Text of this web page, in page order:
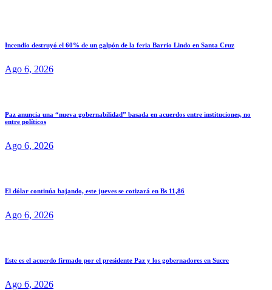
Incendio destruyó el 60% de un galpón de la feria Barrio Lindo en Santa Cruz
Ago 6, 2026
Paz anuncia una “nueva gobernabilidad” basada en acuerdos entre instituciones, no
entre políticos
Ago 6, 2026
El dólar continúa bajando, este jueves se cotizará en Bs 11,86
Ago 6, 2026
Este es el acuerdo firmado por el presidente Paz y los gobernadores en Sucre
Ago 6, 2026